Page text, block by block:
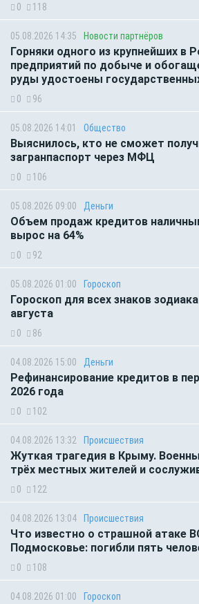
0 118
05.08.2026 14:35 Новости партнёров
Горняки одного из крупнейших в
предприятий по добыче и
руды удостоены
0 96
05.08.2026 14:01 Общество
Выяснилось, кто не сможет
загранпаспорт через МФЦ
0 106
05.08.2026 09:00 Деньги
Объем продаж кредитов
вырос на 64%
0 92
05.08.2026 01:00 Гороскоп
Гороскоп для всех знаков
августа
0 86
04.08.2026 15:00 Деньги
Рефинансирование кредитов в
2026 года
0 102
04.08.2026 13:32 Происшествия
Жуткая трагедия в Крыму.
трёх местных жителей и
0 122
04.08.2026 13:04 Происшествия
Что известно о страшной атаке
Подмосковье: погибли пять
0 108
04.08.2026 01:00 Гороскоп